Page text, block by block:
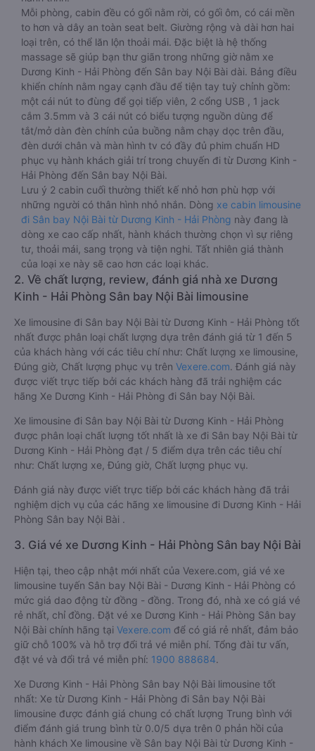
Mỗi phòng, cabin đều có gối nằm rời, có gối ôm, có cái mền
to hơn và dây an toàn seat belt. Giường rộng và dài hơn hai
loại trên, có thể lăn lộn thoải mái. Đặc biệt là hệ thống
massage sẽ giúp bạn thư giãn trong những giờ nằm xe
Dương Kinh - Hải Phòng đến Sân bay Nội Bài dài. Bảng điều
khiển chính nằm ngay cạnh đầu để tiện tay tuỳ chỉnh gồm:
một cái nút to đùng để gọi tiếp viên, 2 cổng USB , 1 jack
cắm 3.5mm và 3 cái nút có biểu tượng nguồn dùng để
tắt/mở dàn đèn chính của buồng nằm chạy dọc trên đầu,
đèn dưới chân và màn hình tv có đầy đủ phim chuẩn HD
phục vụ hành khách giải trí trong chuyến đi từ Dương Kinh -
Hải Phòng đến Sân bay Nội Bài.
Lưu ý 2 cabin cuối thường thiết kế nhỏ hơn phù hợp với
những người có thân hình nhỏ nhắn. Dòng xe cabin limousine
đi Sân bay Nội Bài từ Dương Kinh - Hải Phòng này đang là
dòng xe cao cấp nhất, hành khách thường chọn vì sự riêng
tư, thoải mái, sang trọng và tiện nghi. Tất nhiên giá thành
của loại xe này sẽ cao hơn các loại khác.
2. Về chất lượng, review, đánh giá nhà xe Dương
Kinh - Hải Phòng Sân bay Nội Bài limousine
Xe limousine đi Sân bay Nội Bài từ Dương Kinh - Hải Phòng tốt
nhất được phân loại chất lượng dựa trên đánh giá từ 1 đến 5
của khách hàng với các tiêu chí như: Chất lượng xe limousine,
Đúng giờ, Chất lượng phục vụ trên Vexere.com. Đánh giá này
được viết trực tiếp bởi các khách hàng đã trải nghiệm các
hãng Xe Dương Kinh - Hải Phòng đi Sân bay Nội Bài.
Xe limousine đi Sân bay Nội Bài từ Dương Kinh - Hải Phòng
được phân loại chất lượng tốt nhất là xe đi Sân bay Nội Bài từ
Dương Kinh - Hải Phòng đạt / 5 điểm dựa trên các tiêu chí
như: Chất lượng xe, Đúng giờ, Chất lượng phục vụ.
Đánh giá này được viết trực tiếp bởi các khách hàng đã trải
nghiệm dịch vụ của các hãng xe limousine đi Dương Kinh - Hải
Phòng Sân bay Nội Bài .
3. Giá vé xe Dương Kinh - Hải Phòng Sân bay Nội Bài
Hiện tại, theo cập nhật mới nhất của Vexere.com, giá vé xe
limousine tuyến Sân bay Nội Bài - Dương Kinh - Hải Phòng có
mức giá dao động từ đồng - đồng. Trong đó, nhà xe có giá vé
rẻ nhất, chỉ đồng. Đặt vé xe Dương Kinh - Hải Phòng Sân bay
Nội Bài chính hãng tại Vexere.com để có giá rẻ nhất, đảm bảo
giữ chỗ 100% và hỗ trợ đổi trả vé miễn phí. Tổng đài tư vấn,
đặt vé và đổi trả vé miễn phí: 1900 888684.
Xe Dương Kinh - Hải Phòng Sân bay Nội Bài limousine tốt
nhất: Xe từ Dương Kinh - Hải Phòng đi Sân bay Nội Bài
limousine được đánh giá chung có chất lượng Trung bình với
điểm đánh giá trung bình từ 0.0/5 dựa trên 0 phản hồi của
hành khách Xe limousine về Sân bay Nội Bài từ Dương Kinh -